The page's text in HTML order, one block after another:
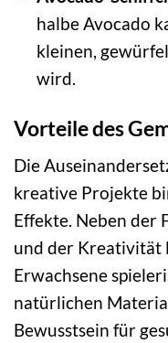
halbe Avocado
kleinen,
wird.
Vorteile des
Die
kreative Projekte
Effekte. Neben der
und der Kreativität
Erwachsene
natürlichen
Bewusstsein für